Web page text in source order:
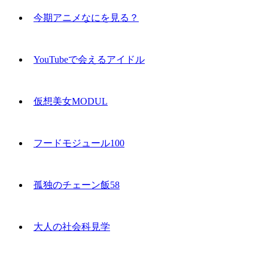
今期アニメなにを見る？
YouTubeで会えるアイドル
仮想美女MODUL
フードモジュール100
孤独のチェーン飯58
大人の社会科見学